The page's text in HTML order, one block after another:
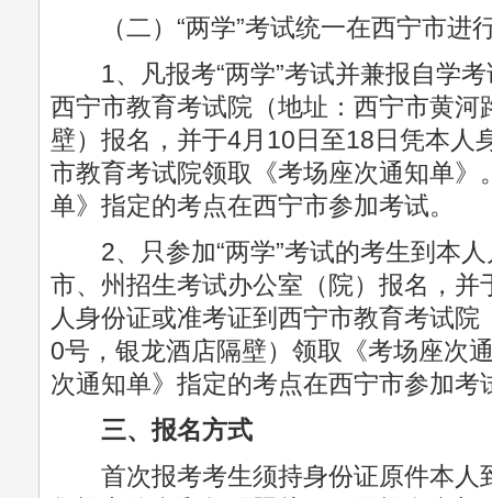
（二）“两学”考试统一在西宁市进
1、凡报考“两学”考试并兼报自学考
西宁市教育考试院（地址：西宁市黄河
壁）报名，并于4月10日至18日凭本人
市教育考试院领取《考场座次通知单》
单》指定的考点在西宁市参加考试。
2、只参加“两学”考试的考生到本人
市、州招生考试办公室（院）报名，并
人身份证或准考证到西宁市教育考试
0号，银龙酒店隔壁）领取《考场座次
次通知单》指定的考点在西宁市参加考
三、报名方式
首次报考考生须持身份证原件本人